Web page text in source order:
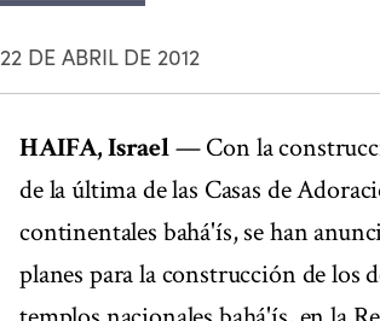
22 DE ABRIL DE 2012
HAIFA, Israel— Con la
de la última de las Casas de
continentales bahá'ís, se han
planes para la construcción de los